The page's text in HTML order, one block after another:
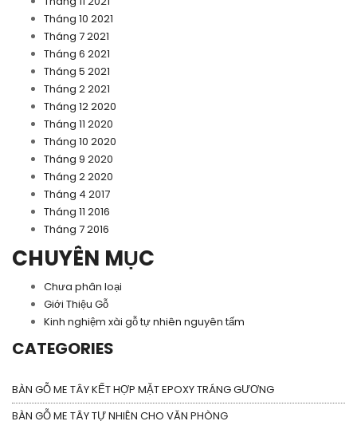
Tháng 10 2021
Tháng 7 2021
Tháng 6 2021
Tháng 5 2021
Tháng 2 2021
Tháng 12 2020
Tháng 11 2020
Tháng 10 2020
Tháng 9 2020
Tháng 2 2020
Tháng 4 2017
Tháng 11 2016
Tháng 7 2016
CHUYÊN MỤC
Chưa phân loại
Giới Thiệu Gỗ
Kinh nghiệm xài gỗ tự nhiên nguyên tấm
CATEGORIES
BÀN GỖ ME TÂY KẾT HỢP MẶT EPOXY TRÁNG GƯƠNG
BÀN GỖ ME TÂY TỰ NHIÊN CHO VĂN PHÒNG